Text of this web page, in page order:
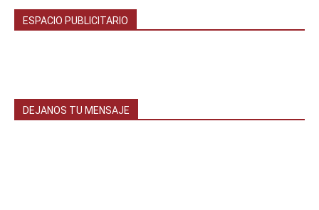
ESPACIO PUBLICITARIO
DEJANOS TU MENSAJE